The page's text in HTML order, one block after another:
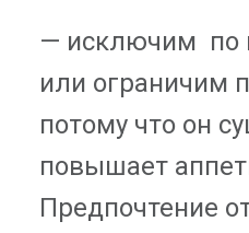
— исключим по
или ограничим
потому что он
повышает
Предпочтение